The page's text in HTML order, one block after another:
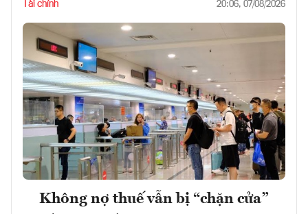
Tài chính 20:06, 07/08/2026
Không nợ thuế vẫn bị “chặn cửa”